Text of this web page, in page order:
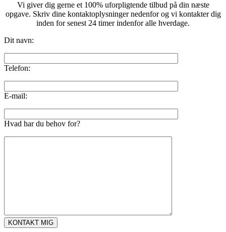
Vi giver dig gerne et 100% uforpligtende tilbud på din næste
opgave. Skriv dine kontaktoplysninger nedenfor og vi kontakter dig
inden for senest 24 timer indenfor alle hverdage.
Dit navn:
Telefon:
E-mail:
Hvad har du behov for?